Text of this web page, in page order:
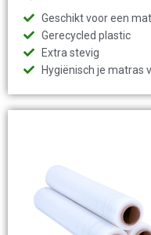
Geschikt voor een
Gerecycled plastic
Extra stevig
Hygiënisch je matras